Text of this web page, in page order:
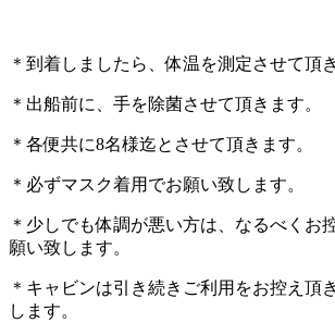
＊到着しましたら、体温を測定させて頂
＊出船前に、手を除菌させて頂きます。
＊各便共に8名様迄とさせて頂きます。
＊必ずマスク着用でお願い致します。
＊少しでも体調が悪い方は、なるべくお
願い致します。
＊キャビンは引き続きご利用をお控え頂
します。